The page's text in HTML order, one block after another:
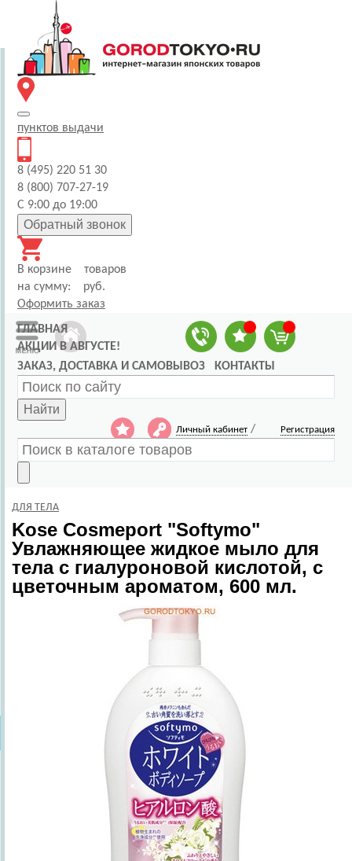
пунктов выдачи
8 (495) 220 51 30
8 (800) 707-27-19
С 9:00 до 19:00
Обратный звонок
В корзине
товаров
на сумму:
руб.
Оформить заказ
ГЛАВНАЯ
АКЦИИ В АВГУСТЕ!
ЗАКАЗ, ДОСТАВКА И САМОВЫВОЗ
КОНТАКТЫ
Найти
Личный кабинет / Регистрация
ДЛЯ ТЕЛА
Kose Cosmeport "Softymo"
Увлажняющее жидкое мыло для
тела с гиалуроновой кислотой, с
цветочным ароматом, 600 мл.